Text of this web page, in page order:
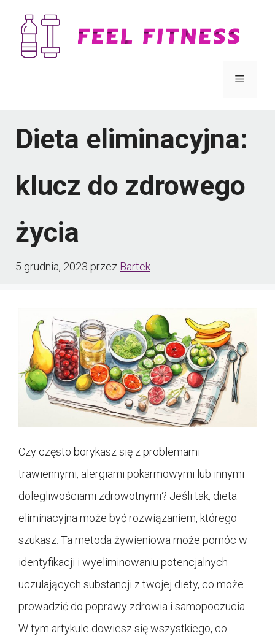
treści
Menu
Dieta eliminacyjna:
klucz do zdrowego
życia
5 grudnia, 2023 przez Bartek
Czy często borykasz się z problemami
trawiennymi, alergiami pokarmowymi lub innymi
dolegliwościami zdrowotnymi? Jeśli tak, dieta
eliminacyjna może być rozwiązaniem, którego
szukasz. Ta metoda żywieniowa może pomóc w
identyfikacji i wyeliminowaniu potencjalnych
uczulających substancji z twojej diety, co może
prowadzić do poprawy zdrowia i samopoczucia.
W tym artykule dowiesz się wszystkiego, co